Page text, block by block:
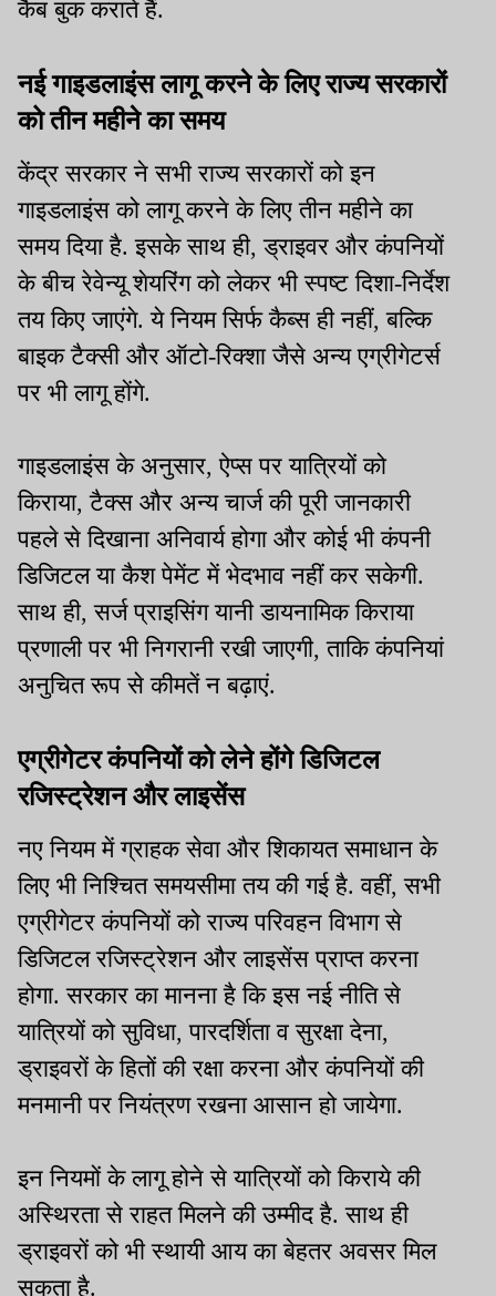
कैब बुक कराते हैं.
नई गाइडलाइंस लागू करने के लिए राज्य सरकारों
को तीन महीने का समय
केंद्र सरकार ने सभी राज्य सरकारों को इन
गाइडलाइंस को लागू करने के लिए तीन महीने का
समय दिया है. इसके साथ ही, ड्राइवर और कंपनियों
के बीच रेवेन्यू शेयरिंग को लेकर भी स्पष्ट दिशा-निर्देश
तय किए जाएंगे. ये नियम सिर्फ कैब्स ही नहीं, बल्कि
बाइक टैक्सी और ऑटो-रिक्शा जैसे अन्य एग्रीगेटर्स
पर भी लागू होंगे.
गाइडलाइंस के अनुसार, ऐप्स पर यात्रियों को
किराया, टैक्स और अन्य चार्ज की पूरी जानकारी
पहले से दिखाना अनिवार्य होगा और कोई भी कंपनी
डिजिटल या कैश पेमेंट में भेदभाव नहीं कर सकेगी.
साथ ही, सर्ज प्राइसिंग यानी डायनामिक किराया
प्रणाली पर भी निगरानी रखी जाएगी, ताकि कंपनियां
अनुचित रूप से कीमतें न बढ़ाएं.
एग्रीगेटर कंपनियों को लेने होंगे डिजिटल
रजिस्ट्रेशन और लाइसेंस
नए नियम में ग्राहक सेवा और शिकायत समाधान के
लिए भी निश्चित समयसीमा तय की गई है. वहीं, सभी
एग्रीगेटर कंपनियों को राज्य परिवहन विभाग से
डिजिटल रजिस्ट्रेशन और लाइसेंस प्राप्त करना
होगा. सरकार का मानना है कि इस नई नीति से
यात्रियों को सुविधा, पारदर्शिता व सुरक्षा देना,
ड्राइवरों के हितों की रक्षा करना और कंपनियों की
मनमानी पर नियंत्रण रखना आसान हो जायेगा.
इन नियमों के लागू होने से यात्रियों को किराये की
अस्थिरता से राहत मिलने की उम्मीद है. साथ ही
ड्राइवरों को भी स्थायी आय का बेहतर अवसर मिल
सकता है.